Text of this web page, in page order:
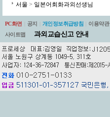
서울 > 일본어회화과외선생님
PC화면 공지 개인정보취급방침 이용약관
사이트맵
과외교습신고 안내